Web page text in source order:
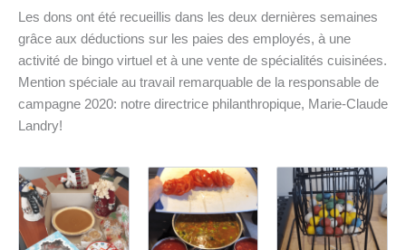
Les dons ont été recueillis dans les deux dernières semaines
grâce aux déductions sur les paies des employés, à une
activité de bingo virtuel et à une vente de spécialités cuisinées.
Mention spéciale au travail remarquable de la responsable de
campagne 2020: notre directrice philanthropique, Marie-Claude
Landry!